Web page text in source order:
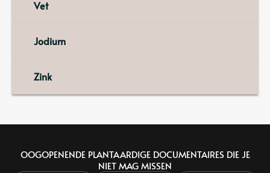
Vet
Jodium
Zink
OOGOPENENDE PLANTAARDIGE DOCUMENTAIRES DIE JE
NIET MAG MISSEN